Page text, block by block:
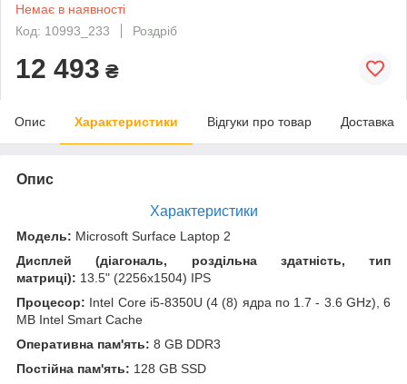
Немає в наявності
Код: 10993_233
Роздріб
12 493 ₴
Опис Характеристики Відгуки про товар Доставка
Опис
Характеристики
Модель: Microsoft Surface Laptop 2
Дисплей (діагональ, роздільна здатність, тип
матриці): 13.5" (2256x1504) IPS
Процесор: Intel Core i5-8350U (4 (8) ядра по 1.7 - 3.6 GHz), 6
MB Intel Smart Cache
Оперативна пам'ять: 8 GB DDR3
Постійна пам'ять: 128 GB SSD